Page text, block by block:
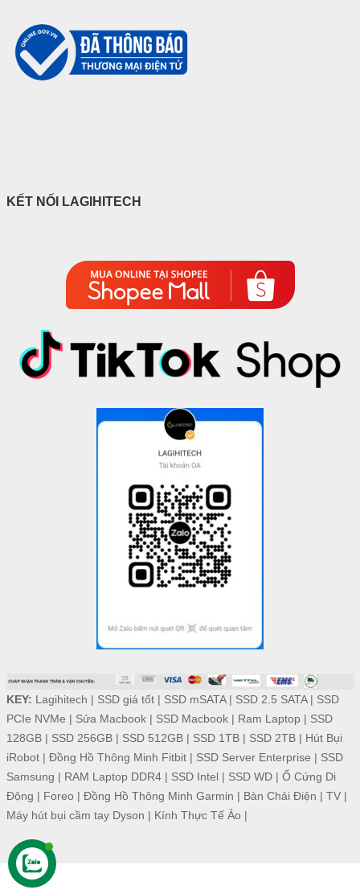
KẾT NỐI LAGIHITECH
KEY: Lagihitech | SSD giá tốt| SSD mSATA| SSD 2.5 SATA| SSD
PCIe NVMe | Sửa Macbook| SSD Macbook| Ram Laptop| SSD
128GB| SSD 256GB| SSD 512GB| SSD 1TB| SSD 2TB| Hút Bụi
iRobot| Đồng Hồ Thông Minh Fitbit| SSD Server Enterprise | SSD
Samsung | RAM Laptop DDR4| SSD Intel| SSD WD| Ổ Cứng Di
Động | Foreo | Đồng Hồ Thông Minh Garmin | Bàn Chải Điện | TV|
Máy hút bụi cầm tay Dyson | Kính Thực Tế Ảo |